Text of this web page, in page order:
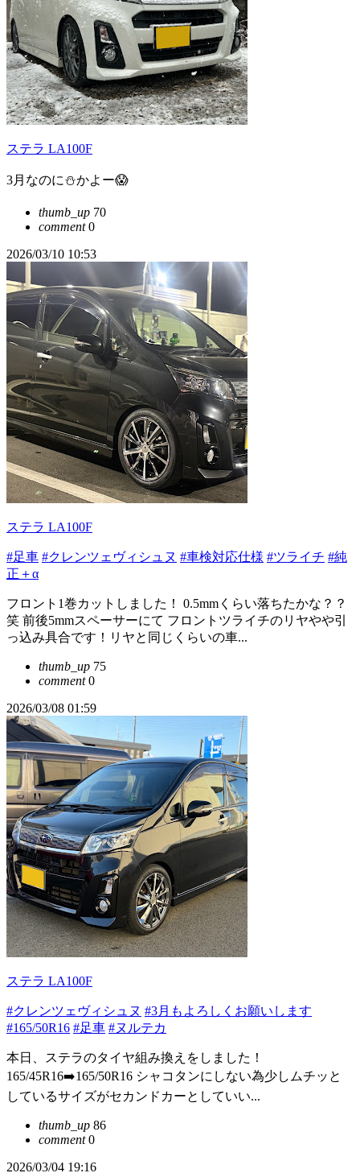
ステラ LA100F
3月なのに⛄️かよー😱
thumb_up 70
comment0
2026/03/10 10:53
ステラ LA100F
#足車 #クレンツェヴィシュヌ #車検対応仕様 #ツライチ #純
正＋α
フロント1巻カットしました！ 0.5mmくらい落ちたかな？？
笑 前後5mmスペーサーにて フロントツライチのリヤやや引
っ込み具合です！リヤと同じくらいの車...
thumb_up 75
comment0
2026/03/08 01:59
ステラ LA100F
#クレンツェヴィシュヌ #3月もよろしくお願いします
#165/50R16 #足車 #ヌルテカ
本日、ステラのタイヤ組み換えをしました！
165/45R16➡️165/50R16 シャコタンにしない為少しムチッと
しているサイズがセカンドカーとしていい...
thumb_up 86
comment0
2026/03/04 19:16